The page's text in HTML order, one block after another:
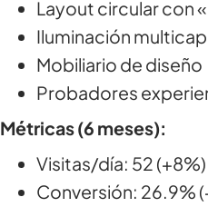
Layout circular con
Iluminación
Mobiliario de diseño
Probadores
Métricas (6 meses):
Visitas/día: 52 (+8%)
Conversión: 26.9%